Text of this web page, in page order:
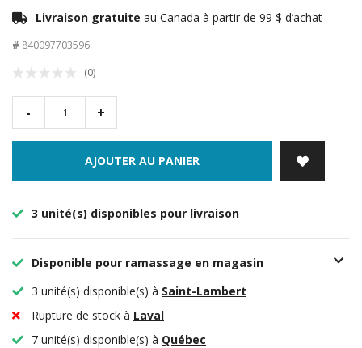
Livraison gratuite au Canada à partir de 99 $ d’achat
# 840097703596
(0)
- +
AJOUTER AU PANIER
3 unité(s) disponibles pour livraison
Disponible pour ramassage en magasin
3 unité(s) disponible(s) à Saint-Lambert
Rupture de stock à Laval
7 unité(s) disponible(s) à Québec